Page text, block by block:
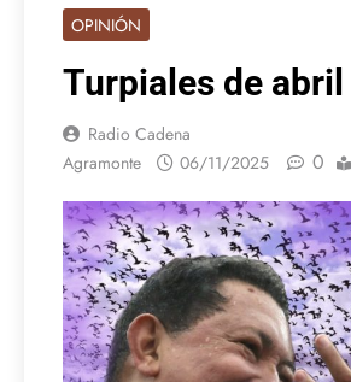
OPINIÓN
Turpiales de abril
Radio Cadena
Agramonte
06/11/2025 0